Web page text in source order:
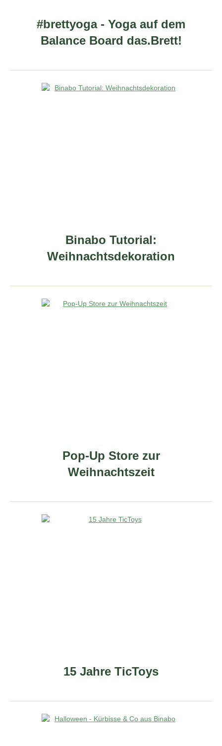
#brettyoga - Yoga auf dem
Balance Board das.Brett!
Binabo Tutorial:
Weihnachtsdekoration
Pop-Up Store zur
Weihnachtszeit
15 Jahre TicToys